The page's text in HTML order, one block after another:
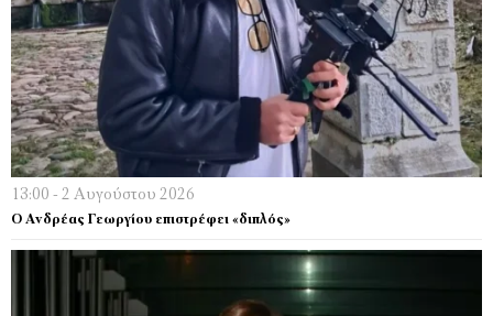
13:00 - 2 Αυγούστου 2026
Ο Ανδρέας Γεωργίου επιστρέφει «διπλός»